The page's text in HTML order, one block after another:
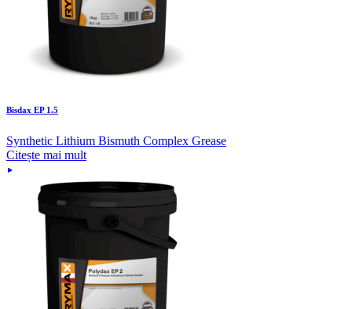
Bisdax EP 1.5
Synthetic Lithium Bismuth Complex Grease
Citește mai mult